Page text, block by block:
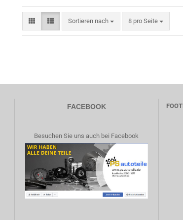
Sortieren nach 8 pro Seite
FACEBOOK
Besuchen Sie uns auch bei Facebook